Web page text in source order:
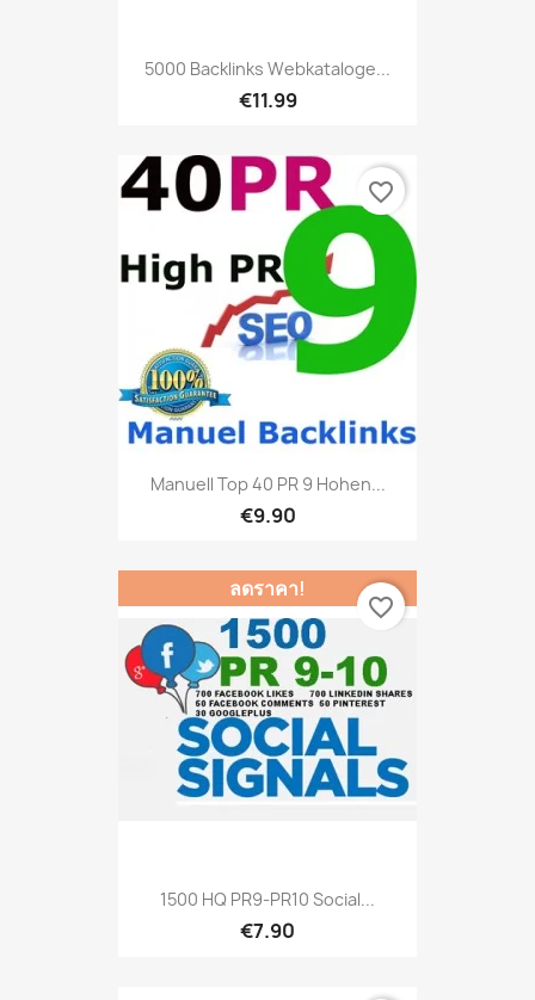
5000 Backlinks Webkataloge...
€11.99
Manuell Top 40 PR 9 Hohen...
€9.90
favorite_border
1500 HQ PR9-PR10 Social...
€7.90
ลดราคา!
favorite_border